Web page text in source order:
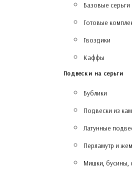
Базовые серьги
Готовые
Гвоздики
Каффы
Подвески на серьги
Бублики
Подвески из
Латунные
Перламутр и
Мишки, бусины,